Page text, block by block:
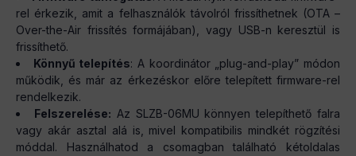
rel érkezik, amit a felhasználók távolról frissíthetnek (OTA –
Over-the-Air frissítés formájában), vagy USB-n keresztül is
frissíthető.
Könnyű telepítés: A koordinátor „plug-and-play” módon
működik, és már az érkezéskor előre telepített firmware-rel
rendelkezik.
Felszerelése: Az SLZB-06MU könnyen telepíthető falra
vagy akár asztal alá is, mivel kompatibilis mindkét rögzítési
móddal. Használhatod a csomagban található kétoldalas